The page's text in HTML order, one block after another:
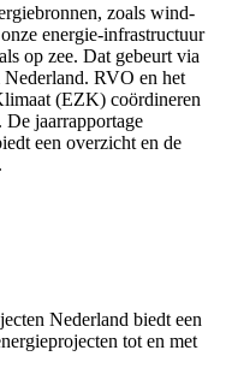
zoals wind-
energie-infrastructuur
op zee. Dat gebeurt via
Nederland. RVO en het
(EZK) coördineren
De jaarrapportage
een overzicht en de
Nederland biedt een
tot en met